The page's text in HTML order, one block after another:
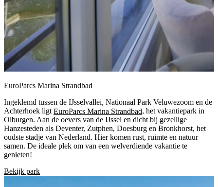
EuroParcs Marina Strandbad
Ingeklemd tussen de IJsselvallei, Nationaal Park Veluwezoom en de
Achterhoek ligt EuroParcs Marina Strandbad, het vakantiepark in
Olburgen. Aan de oevers van de IJssel en dicht bij gezellige
Hanzesteden als Deventer, Zutphen, Doesburg en Bronkhorst, het
oudste stadje van Nederland. Hier komen rust, ruimte en natuur
samen. De ideale plek om van een welverdiende vakantie te
genieten!
Bekijk park